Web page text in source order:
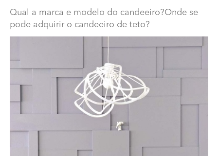
Qual a marca e modelo do candeeiro?Onde se
pode adquirir o candeeiro de teto?